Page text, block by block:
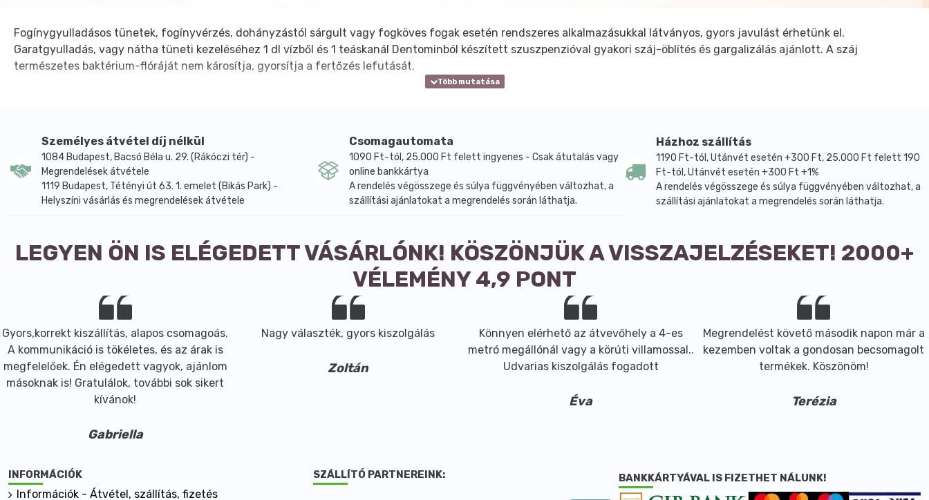
Fogínygyulladásos tünetek, fogínyvérzés, dohányzástól sárgult vagy fogköves fogak esetén rendszeres alkalmazásukkal látványos, gyors javulást érhetünk el.
Garatgyulladás, vagy nátha tüneti kezeléséhez 1 dl vízből és 1 teáskanál Dentominból készített szuszpenzióval gyakori száj-öblítés és gargalizálás ajánlott. A száj
természetes baktérium-flóráját nem károsítja, gyorsítja a fertőzés lefutását.
Személyes átvétel díj nélkül
1084 Budapest, Bacsó Béla u. 29. (Rákóczi tér) -
Megrendelések átvétele
1119 Budapest, Tétényi út 63. 1. emelet (Bikás Park) -
Helyszíni vásárlás és megrendelések átvétele
Csomagautomata
1090 Ft-tól, 25.000 Ft felett ingyenes - Csak átutalás vagy
online bankkártya
A rendelés végösszege és súlya függvényében változhat, a
szállítási ajánlatokat a megrendelés során láthatja.
Házhoz szállítás
1190 Ft-tól, Utánvét esetén +300 Ft, 25.000 Ft felett 190
Ft-tól, Utánvét esetén +300 Ft +1%
A rendelés végösszege és súlya függvényében változhat, a
szállítási ajánlatokat a megrendelés során láthatja.
LEGYEN ÖN IS ELÉGEDETT VÁSÁRLÓNK! KÖSZÖNJÜK A VISSZAJELZÉSEKET! 2000+
VÉLEMÉNY 4,9 PONT
Gyors,korrekt kiszállítás, alapos csomagoás.
A kommunikáció is tökéletes, és az árak is
megfelelőek. Én elégedett vagyok, ajánlom
másoknak is! Gratulálok, további sok sikert
kívánok!
Gabriella
Nagy választék, gyors kiszolgálás
Zoltán
Könnyen elérhető az átvevőhely a 4-es
metró megállónál vagy a körúti villamossal..
Udvarias kiszolgálás fogadott
Éva
Megrendelést követő második napon már a
kezemben voltak a gondosan becsomagolt
termékek. Köszönöm!
Terézia
INFORMÁCIÓK
Információk - Átvétel, szállítás, fizetés
SZÁLLÍTÓ PARTNEREINK: BANKKÁRTYÁVAL IS FIZETHET NÁLUNK!